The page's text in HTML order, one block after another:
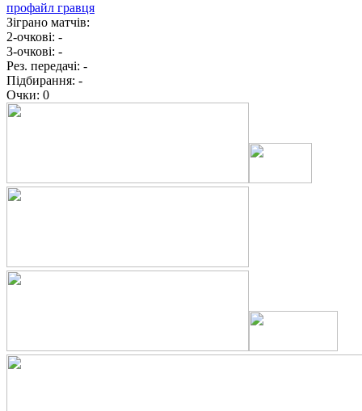
профайл гравця
Зіграно матчів:
2-очкові: -
3-очкові: -
Рез. передачі: -
Підбирання: -
Очки: 0